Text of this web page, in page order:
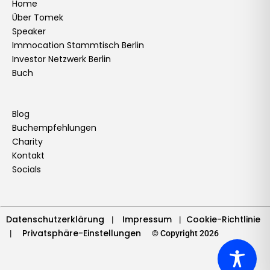
e
b
o
o
k
a
g
r
a
i
n
b
e
Home
Über Tomek
Speaker
Immocation Stammtisch Berlin
Investor Netzwerk Berlin
Buch
Blog
Buchempfehlungen
Charity
Kontakt
Socials
Datenschutzerklärung | Impressum | Cookie-Richtlinie
| Privatsphäre-Einstellungen © Copyright 2026